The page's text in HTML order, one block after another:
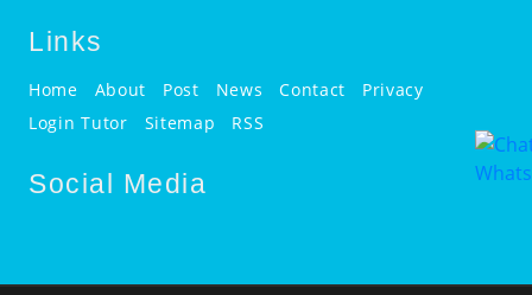
Links
Home About Post News Contact
Privacy
Login Tutor
Sitemap RSS
Social Media